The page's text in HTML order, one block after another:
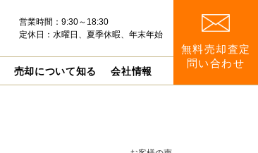
営業時間：9:30～18:30
定休日：水曜日、夏季休暇、年末年始
売却について知る 会社情報
無料売却査定
問い合わせ